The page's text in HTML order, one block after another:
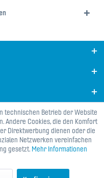
technischen Betrieb der Website
Andere Cookies, die den Komfort
Direktwerbung dienen oder die
Netzwerken vereinfachen
gesetzt. Mehr Informationen